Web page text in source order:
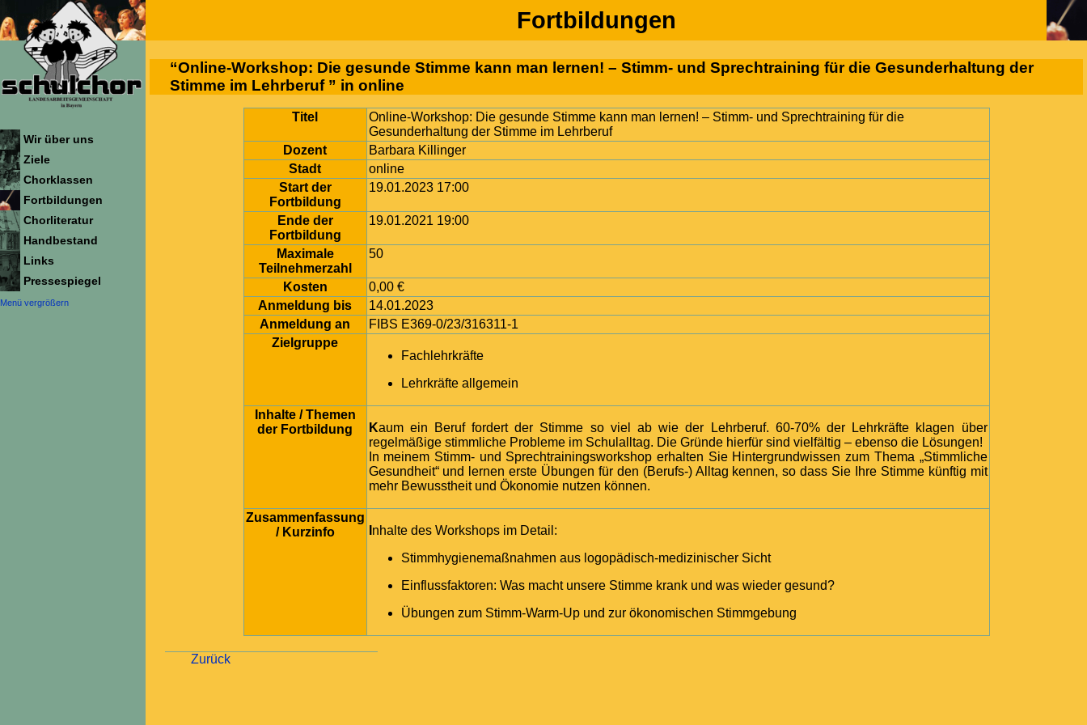
Fortbildungen
Wir über uns
Ziele
Chorklassen
Fortbildungen
Chorliteratur
Handbestand
Links
Pressespiegel
Menü vergrößern
“Online-Workshop: Die gesunde Stimme kann man lernen! – Stimm- und Sprechtraining für die Gesunderhaltung der
Stimme im Lehrberuf ” in online
Titel
Online-Workshop: Die gesunde Stimme kann man lernen! – Stimm- und Sprechtraining für die
Gesunderhaltung der Stimme im Lehrberuf
Dozent
Barbara Killinger
Stadt
online
Start der
Fortbildung
19.01.2023 17:00
Ende der
Fortbildung
19.01.2021 19:00
Maximale
Teilnehmerzahl
50
Kosten
0,00 €
Anmeldung bis
14.01.2023
Anmeldung an
FIBS E369-0/23/316311-1
Zielgruppe
Fachlehrkräfte
Lehrkräfte allgemein
Inhalte / Themen
der Fortbildung
Kaum ein Beruf fordert der Stimme so viel ab wie der Lehrberuf. 60-70% der Lehrkräfte klagen über
regelmäßige stimmliche Probleme im Schulalltag. Die Gründe hierfür sind vielfältig – ebenso die Lösungen!
In meinem Stimm- und Sprechtrainingsworkshop erhalten Sie Hintergrundwissen zum Thema „Stimmliche
Gesundheit“ und lernen erste Übungen für den (Berufs-) Alltag kennen, so dass Sie Ihre Stimme künftig mit
mehr Bewusstheit und Ökonomie nutzen können.
Zusammenfassung
/ Kurzinfo
Inhalte des Workshops im Detail:
Stimmhygienemaßnahmen aus logopädisch-medizinischer Sicht
Einflussfaktoren: Was macht unsere Stimme krank und was wieder gesund?
Übungen zum Stimm-Warm-Up und zur ökonomischen Stimmgebung
Zurück